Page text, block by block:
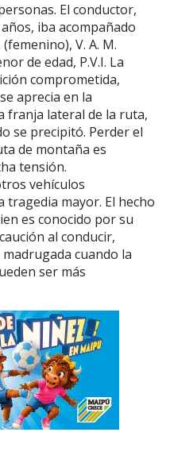
El conductor,
iba acompañado
(femenino), V. A. M.
de edad, P.V.I. La
comprometida,
aprecia en la
franja lateral de la ruta,
se precipitó. Perder el
de montaña es
tensión.
vehículos
tragedia mayor. El hecho
es conocido por su
al conducir,
cuando la
ser más